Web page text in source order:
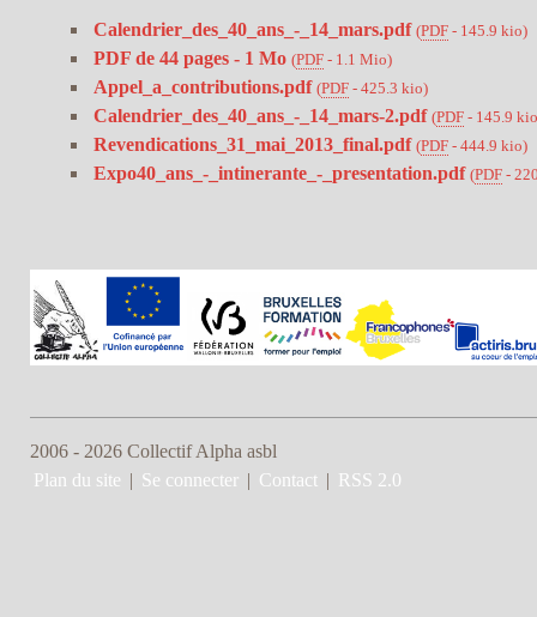
Calendrier_des_40_ans_-_14_mars.pdf (PDF- 145.9 kio)
PDF de 44 pages - 1 Mo (PDF- 1.1 Mio)
Appel_a_contributions.pdf (PDF- 425.3 kio)
Calendrier_des_40_ans_-_14_mars-2.pdf (PDF- 145.9 kio
Revendications_31_mai_2013_final.pdf (PDF- 444.9 kio)
Expo40_ans_-_intinerante_-_presentation.pdf (PDF-
2006 - 2026 Collectif Alpha asbl
Plan du site | Se connecter | Contact | RSS 2.0